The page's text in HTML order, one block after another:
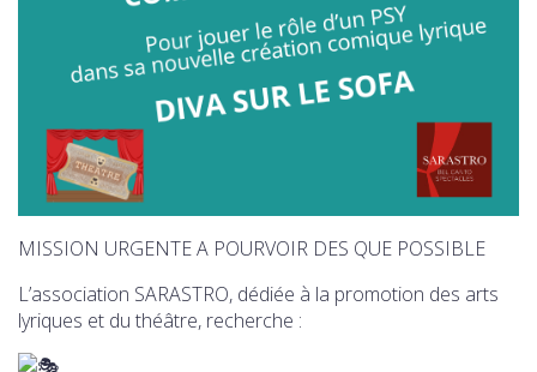
MISSION URGENTE A POURVOIR DES QUE POSSIBLE
L’association SARASTRO, dédiée à la promotion des arts
lyriques et du théâtre, recherche :